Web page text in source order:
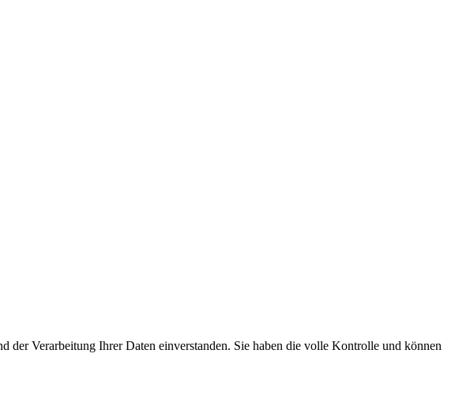
Verarbeitung Ihrer Daten einverstanden. Sie haben die volle Kontrolle und können